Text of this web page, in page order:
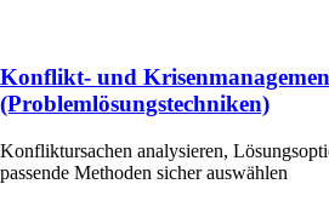
Konflikt- und
(Problemlösungstechniken)
Konfliktursachen analysieren,
passende Methoden sicher auswählen